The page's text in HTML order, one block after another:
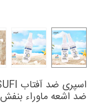
ضد اشعه ماوراء بنفش